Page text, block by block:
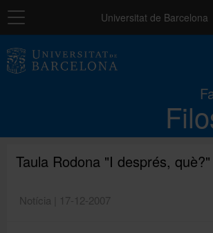
Navegació Universitat de Barcelona
Estudis
Recerca i innovació
Taula Rodona "I després, què?"
Notícia | 17-12-2007